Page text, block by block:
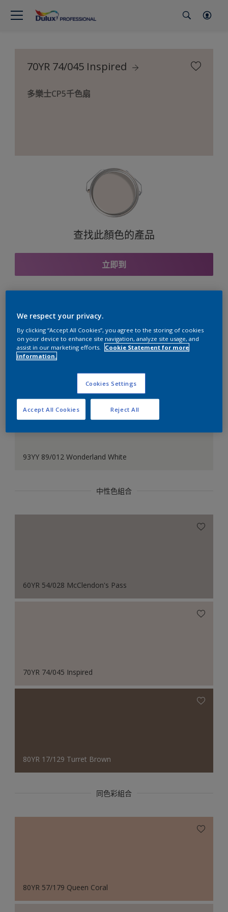
70YR 74/045 Inspired
多樂士CP5千色扇
查找此顏色的產品
立即到
與之協調的色彩組合
93YY 89/012 Wonderland White
中性色組合
60YR 54/028 McClendon's Pass
70YR 74/045 Inspired
80YR 17/129 Turret Brown
同色彩組合
80YR 57/179 Queen Coral
We respect your privacy.
By clicking “Accept All Cookies”, you agree to the storing of cookies
on your device to enhance site navigation, analyze site usage, and
assist in our marketing efforts.
Cookie Statement for more
information.
Cookies Settings
Reject All
Accept All Cookies